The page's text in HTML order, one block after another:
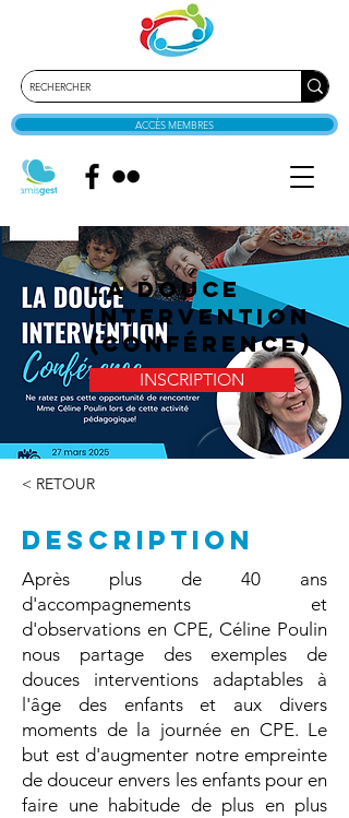
ACCÈS MEMBRES
La douce
intervention
(conférence)
INSCRIPTION
< RETOUR
DESCRIPTION
Après plus de 40 ans
d'accompagnements et
d'observations en CPE, Céline Poulin
nous partage des exemples de
douces interventions adaptables à
l'âge des enfants et aux divers
moments de la journée en CPE. Le
but est d'augmenter notre empreinte
de douceur envers les enfants pour en
faire une habitude de plus en plus